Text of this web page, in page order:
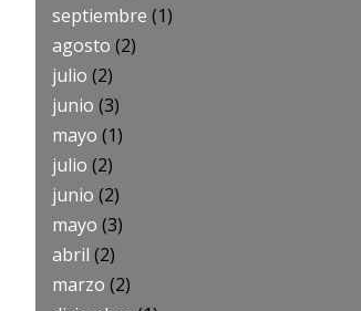
septiembre (1)
agosto (2)
julio (2)
junio (3)
mayo (1)
julio (2)
junio (2)
mayo (3)
abril (2)
marzo (2)